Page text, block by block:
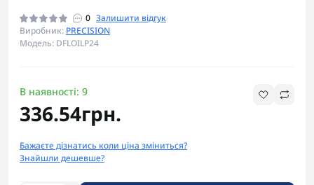
0 Залишити відгук
Виробник: PRECISION
Модель: DFLOILP24
В наявності: 9
336.54грн.
Бажаєте дізнатись коли ціна зміниться?
Знайшли дешевше?